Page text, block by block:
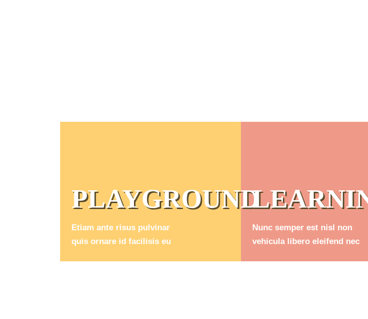
PLAYGROUND
Etiam ante risus pulvinar
quis ornare id facilisis eu
Nunc semper est nisl non
vehicula libero eleifend nec